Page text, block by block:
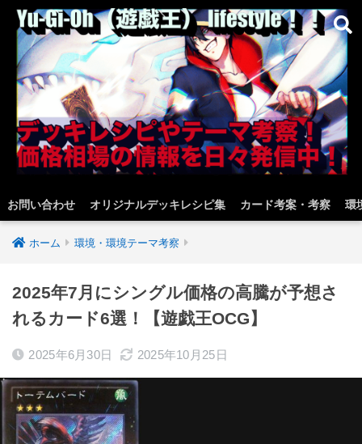
お問い合わせ オリジナルデッキレシピ集 カード考案・考察 環
ホーム 環境・環境テーマ考察
2025年7月にシングル価格の高騰が予想さ
れるカード6選！【遊戯王OCG】
2025年6月30日 2025年10月25日